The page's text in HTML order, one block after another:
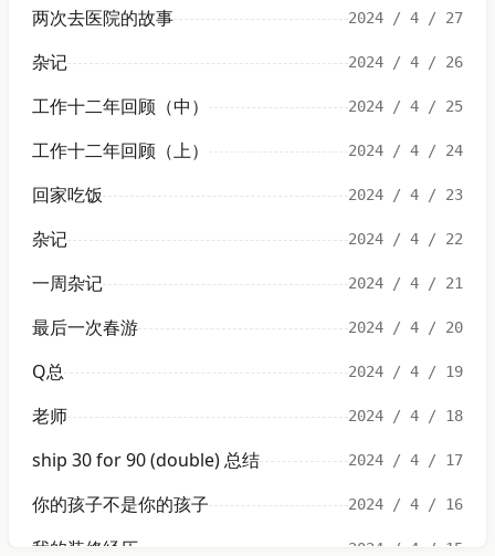
两次去医院的故事 2024 / 4 / 27
杂记 2024 / 4 / 26
工作十二年回顾（中） 2024 / 4 / 25
工作十二年回顾（上） 2024 / 4 / 24
回家吃饭 2024 / 4 / 23
杂记 2024 / 4 / 22
一周杂记 2024 / 4 / 21
最后一次春游 2024 / 4 / 20
Q总 2024 / 4 / 19
老师 2024 / 4 / 18
ship 30 for 90 (double) 总结 2024 / 4 / 17
你的孩子不是你的孩子 2024 / 4 / 16
我的装修经历 2024 / 4 / 15